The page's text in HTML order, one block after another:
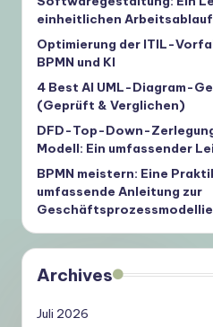
einheitlichen Arbeitsablauf
Optimierung der ITIL-
BPMN und KI
4 Best AI UML-Diagram-
(Geprüft & Verglichen)
DFD-Top-Down-
Modell: Ein umfassender
BPMN meistern: Eine
umfassende Anleitung zur
Archives
Juli 2026